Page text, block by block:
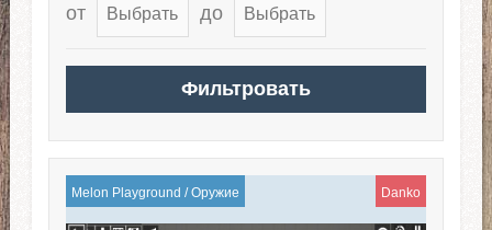
от
до
Melon Playground /Оружие Danko